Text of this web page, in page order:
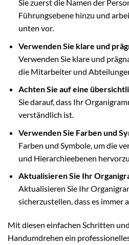
Sie zuerst die Namen der
Führungsebene hinzu und
unten vor.
Verwenden Sie klare und
Verwenden Sie klare und
die Mitarbeiter und
Achten Sie auf eine
Sie darauf, dass Ihr
verständlich ist.
Verwenden Sie Farben und
Farben und Symbole, um die
und Hierarchieebenen
Aktualisieren Sie Ihr
Aktualisieren Sie Ihr
sicherzustellen, dass es immer
Mit diesen einfachen Schritten
Handumdrehen ein